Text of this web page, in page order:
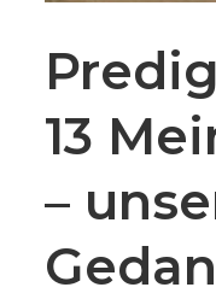
13
–